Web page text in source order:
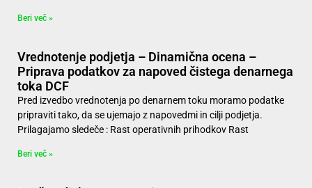
Beri več »
Vrednotenje podjetja – Dinamična ocena –
Priprava podatkov za napoved čistega denarnega
toka DCF
Pred izvedbo vrednotenja po denarnem toku moramo podatke
pripraviti tako, da se ujemajo z napovedmi in cilji podjetja.
Prilagajamo sledeče : Rast operativnih prihodkov Rast
Beri več »